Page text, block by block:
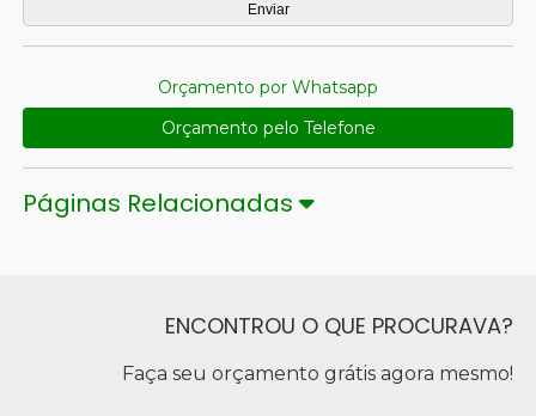
Orçamento por Whatsapp
Orçamento pelo Telefone
Páginas Relacionadas
ENCONTROU O QUE PROCURAVA?
Faça seu orçamento grátis agora mesmo!